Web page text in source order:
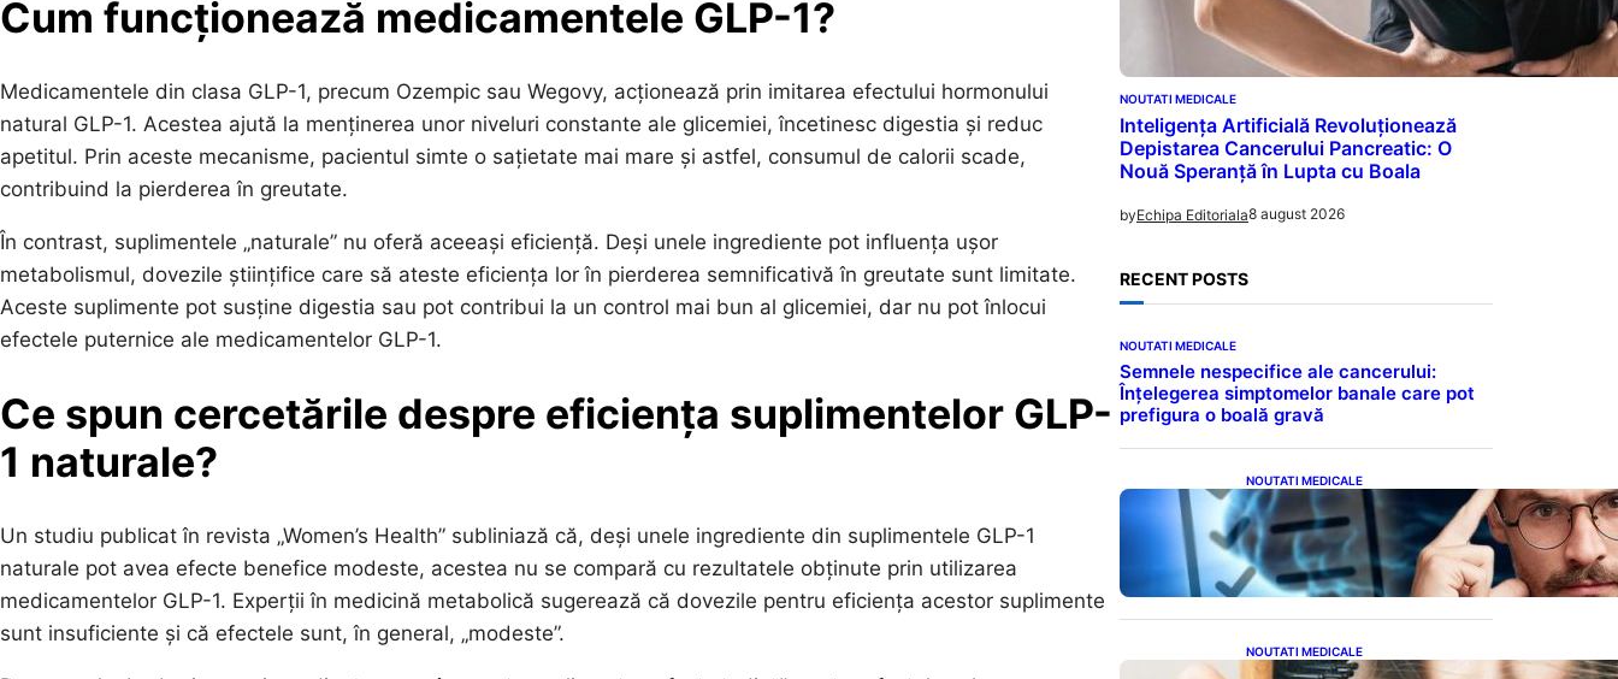
Cum funcționează medicamentele GLP-1?
Medicamentele din clasa GLP-1, precum Ozempic sau Wegovy, acționează prin imitarea efectului hormonului
natural GLP-1. Acestea ajută la menținerea unor niveluri constante ale glicemiei, încetinesc digestia și reduc
apetitul. Prin aceste mecanisme, pacientul simte o sațietate mai mare și astfel, consumul de calorii scade,
contribuind la pierderea în greutate.
În contrast, suplimentele „naturale” nu oferă aceeași eficiență. Deși unele ingrediente pot influența ușor
metabolismul, dovezile științifice care să ateste eficiența lor în pierderea semnificativă în greutate sunt limitate.
Aceste suplimente pot susține digestia sau pot contribui la un control mai bun al glicemiei, dar nu pot înlocui
efectele puternice ale medicamentelor GLP-1.
Ce spun cercetările despre eficiența suplimentelor GLP-
1 naturale?
Un studiu publicat în revista „Women’s Health” subliniază că, deși unele ingrediente din suplimentele GLP-1
naturale pot avea efecte benefice modeste, acestea nu se compară cu rezultatele obținute prin utilizarea
medicamentelor GLP-1. Experții în medicină metabolică sugerează că dovezile pentru eficiența acestor suplimente
sunt insuficiente și că efectele sunt, în general, „modeste”.
NOUTATI MEDICALE
Inteligența Artificială Revoluționează
Depistarea Cancerului Pancreatic: O
Nouă Speranță în Lupta cu Boala
byEchipa Editoriala8 august 2026
RECENT POSTS
NOUTATI MEDICALE
Semnele nespecifice ale cancerului:
Înțelegerea simptomelor banale care pot
prefigura o boală gravă
NOUTATI MEDICALE
Inteligența dincolo de note:
Semnele unui IQ ridicat
care nu țin de școală
NOUTATI MEDICALE